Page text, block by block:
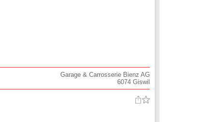
Garage & Carrosserie Bienz AG
6074 Giswil